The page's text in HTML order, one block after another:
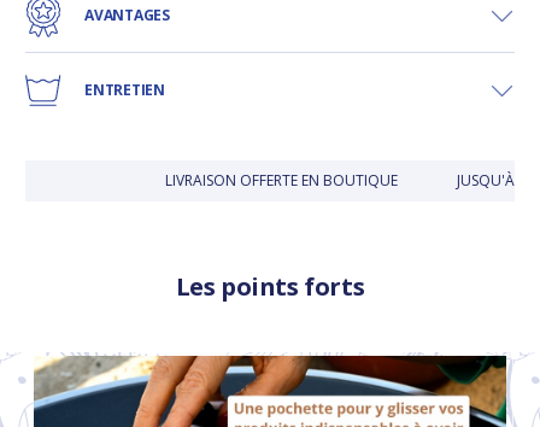
AVANTAGES
ENTRETIEN
LIVRAISON OFFERTE EN BOUTIQUE JUSQU'À 30
Les points forts